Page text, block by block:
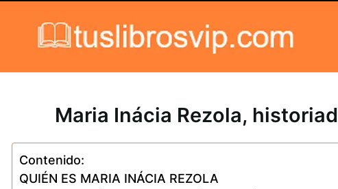
Maria Inácia Rezola,
Contenido:
QUIÉN ES MARIA INÁCIA REZOLA